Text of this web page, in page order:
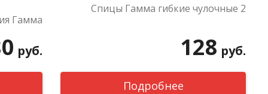
Гамма
руб.
Спицы Гамма гибкие чулочные 2
128 руб.
Подробнее